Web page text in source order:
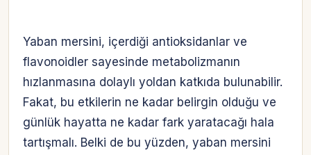
Yaban mersini, içerdiği antioksidanlar ve
flavonoidler sayesinde metabolizmanın
hızlanmasına dolaylı yoldan katkıda bulunabilir.
Fakat, bu etkilerin ne kadar belirgin olduğu ve
günlük hayatta ne kadar fark yaratacağı hala
tartışmalı. Belki de bu yüzden, yaban mersini